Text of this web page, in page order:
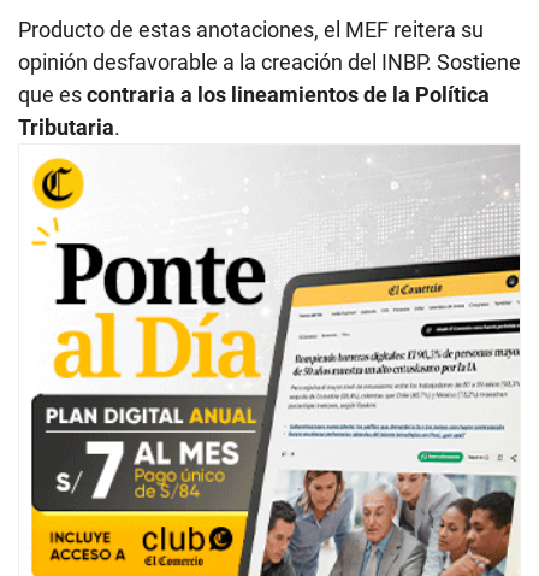
Producto de estas anotaciones, el MEF reitera su
opinión desfavorable a la creación del INBP. Sostiene
que escontraria a los lineamientos de la Política
Tributaria.